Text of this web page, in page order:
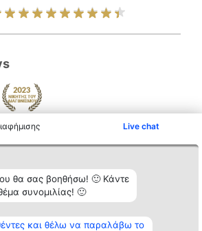
Live chat
θα σας βοηθήσω! 🙂 Κάντε
συνομιλίας! 🙂
και θέλω να παραλάβω το
Κατάταξη
Διακριθέντες
Λίστα όλων
διακριθέντων
Επικοινωνία